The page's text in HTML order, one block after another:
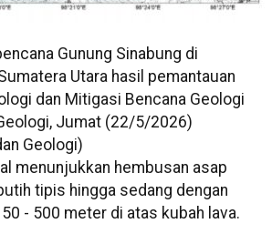
Gunung Sinabung di
Utara hasil pemantauan
dan Mitigasi Bencana Geologi
Jumat (22/5/2026)
Geologi)
menunjukkan hembusan asap
tipis hingga sedang dengan
- 500 meter di atas kubah lava.